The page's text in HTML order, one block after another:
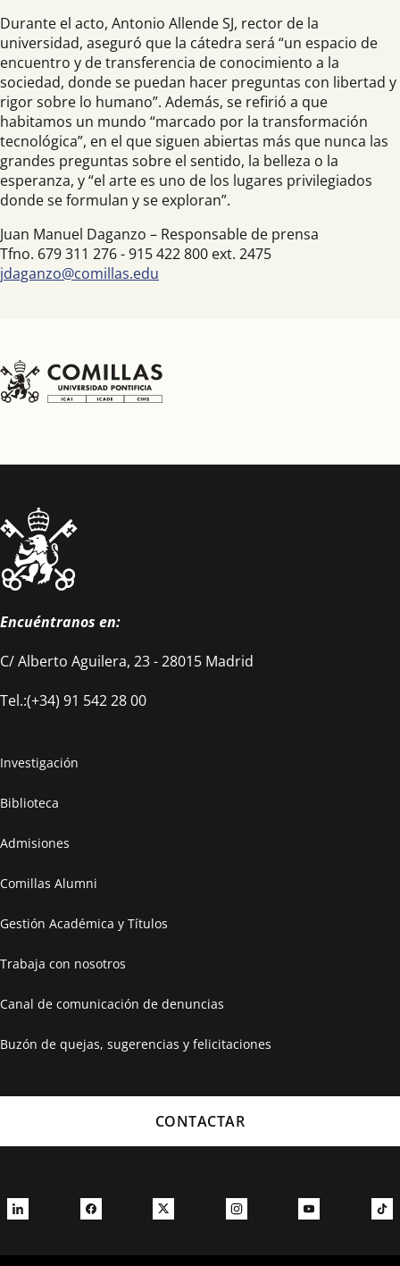
Durante el acto, Antonio Allende SJ, rector de la
universidad, aseguró que la cátedra será “un espacio de
encuentro y de transferencia de conocimiento a la
sociedad, donde se puedan hacer preguntas con libertad y
rigor sobre lo humano”. Además, se refirió a que
habitamos un mundo “marcado por la transformación
tecnológica”, en el que siguen abiertas más que nunca las
grandes preguntas sobre el sentido, la belleza o la
esperanza, y “el arte es uno de los lugares privilegiados
donde se formulan y se exploran”.
Juan Manuel Daganzo – Responsable de prensa
Tfno. 679 311 276 - 915 422 800 ext. 2475
jdaganzo@comillas.edu
Encuéntranos en:
C/ Alberto Aguilera, 23 - 28015 Madrid
Tel.:(+34) 91 542 28 00
Investigación
Biblioteca
Admisiones
Comillas Alumni
Gestión Académica y Títulos
Trabaja con nosotros
Canal de comunicación de denuncias
Buzón de quejas, sugerencias y felicitaciones
CONTACTAR